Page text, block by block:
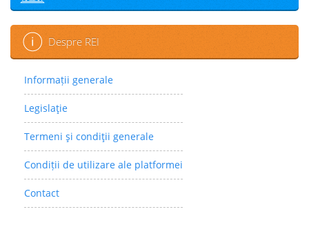
Despre REI
Informații generale
Legislaţie
Termeni şi condiţii generale
Condiții de utilizare ale platformei
Contact